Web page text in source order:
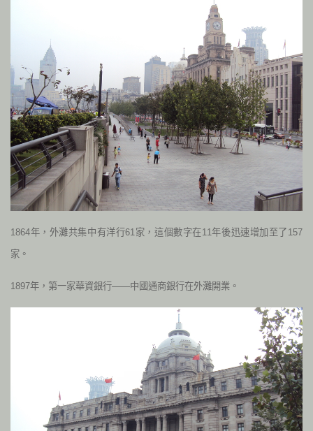
1864年，外灘共集中有洋行61家，這個數字在11年後迅速增加至了157
家。
1897年，第一家華資銀行——中國通商銀行在外灘開業。